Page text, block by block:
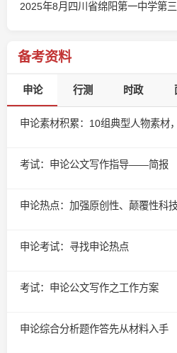
2025年8月四川省绵阳第一中学第
备考资料
申论 行测 时政
申论素材积累：10组典型人物素材
考试：申论公文写作指导——简报
申论热点：加强原创性、颠覆性科
申论考试：寻找申论热点
考试：申论公文写作之工作方案
申论综合分析题作答先从材料入手